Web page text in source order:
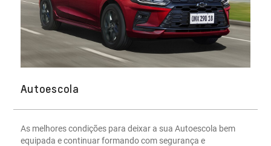
Autoescola
As melhores condições para deixar a sua Autoescola bem
equipada e continuar formando com segurança e